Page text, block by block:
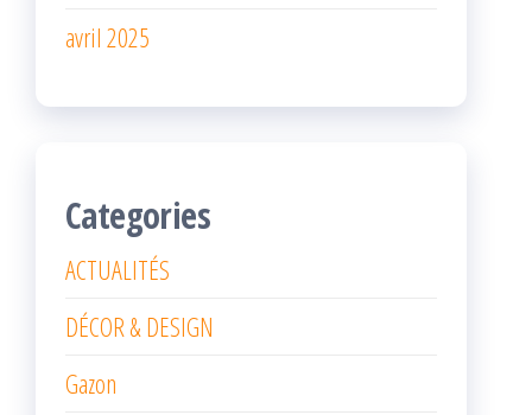
avril 2025
Categories
ACTUALITÉS
DÉCOR & DESIGN
Gazon